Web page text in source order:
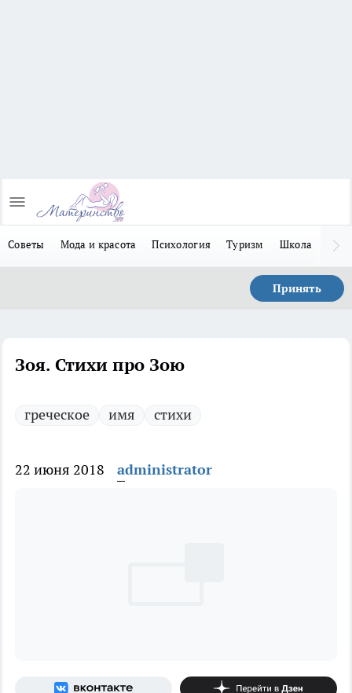
Советы Мода и красота Психология Туризм Школа
Принять
Зоя. Стихи про Зою
греческое имя стихи
22 июня 2018 administrator